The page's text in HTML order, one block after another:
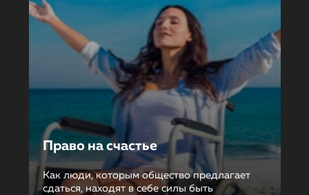
Право на счастье
Как люди, которым общество предлагает
сдаться, находят в себе силы быть